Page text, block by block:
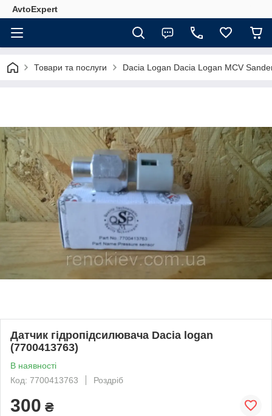
AvtoExpert
Товари та послуги Dacia Logan Dacia Logan MCV
Датчик гідропідсилювача Dacia logan
(7700413763)
В наявності
Код: 7700413763
Роздріб
300 ₴